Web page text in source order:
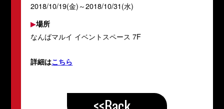
2018/10/19(金)～2018/10/31(水)
▶場所
なんばマルイ イベントスペース 7F
詳細はこちら